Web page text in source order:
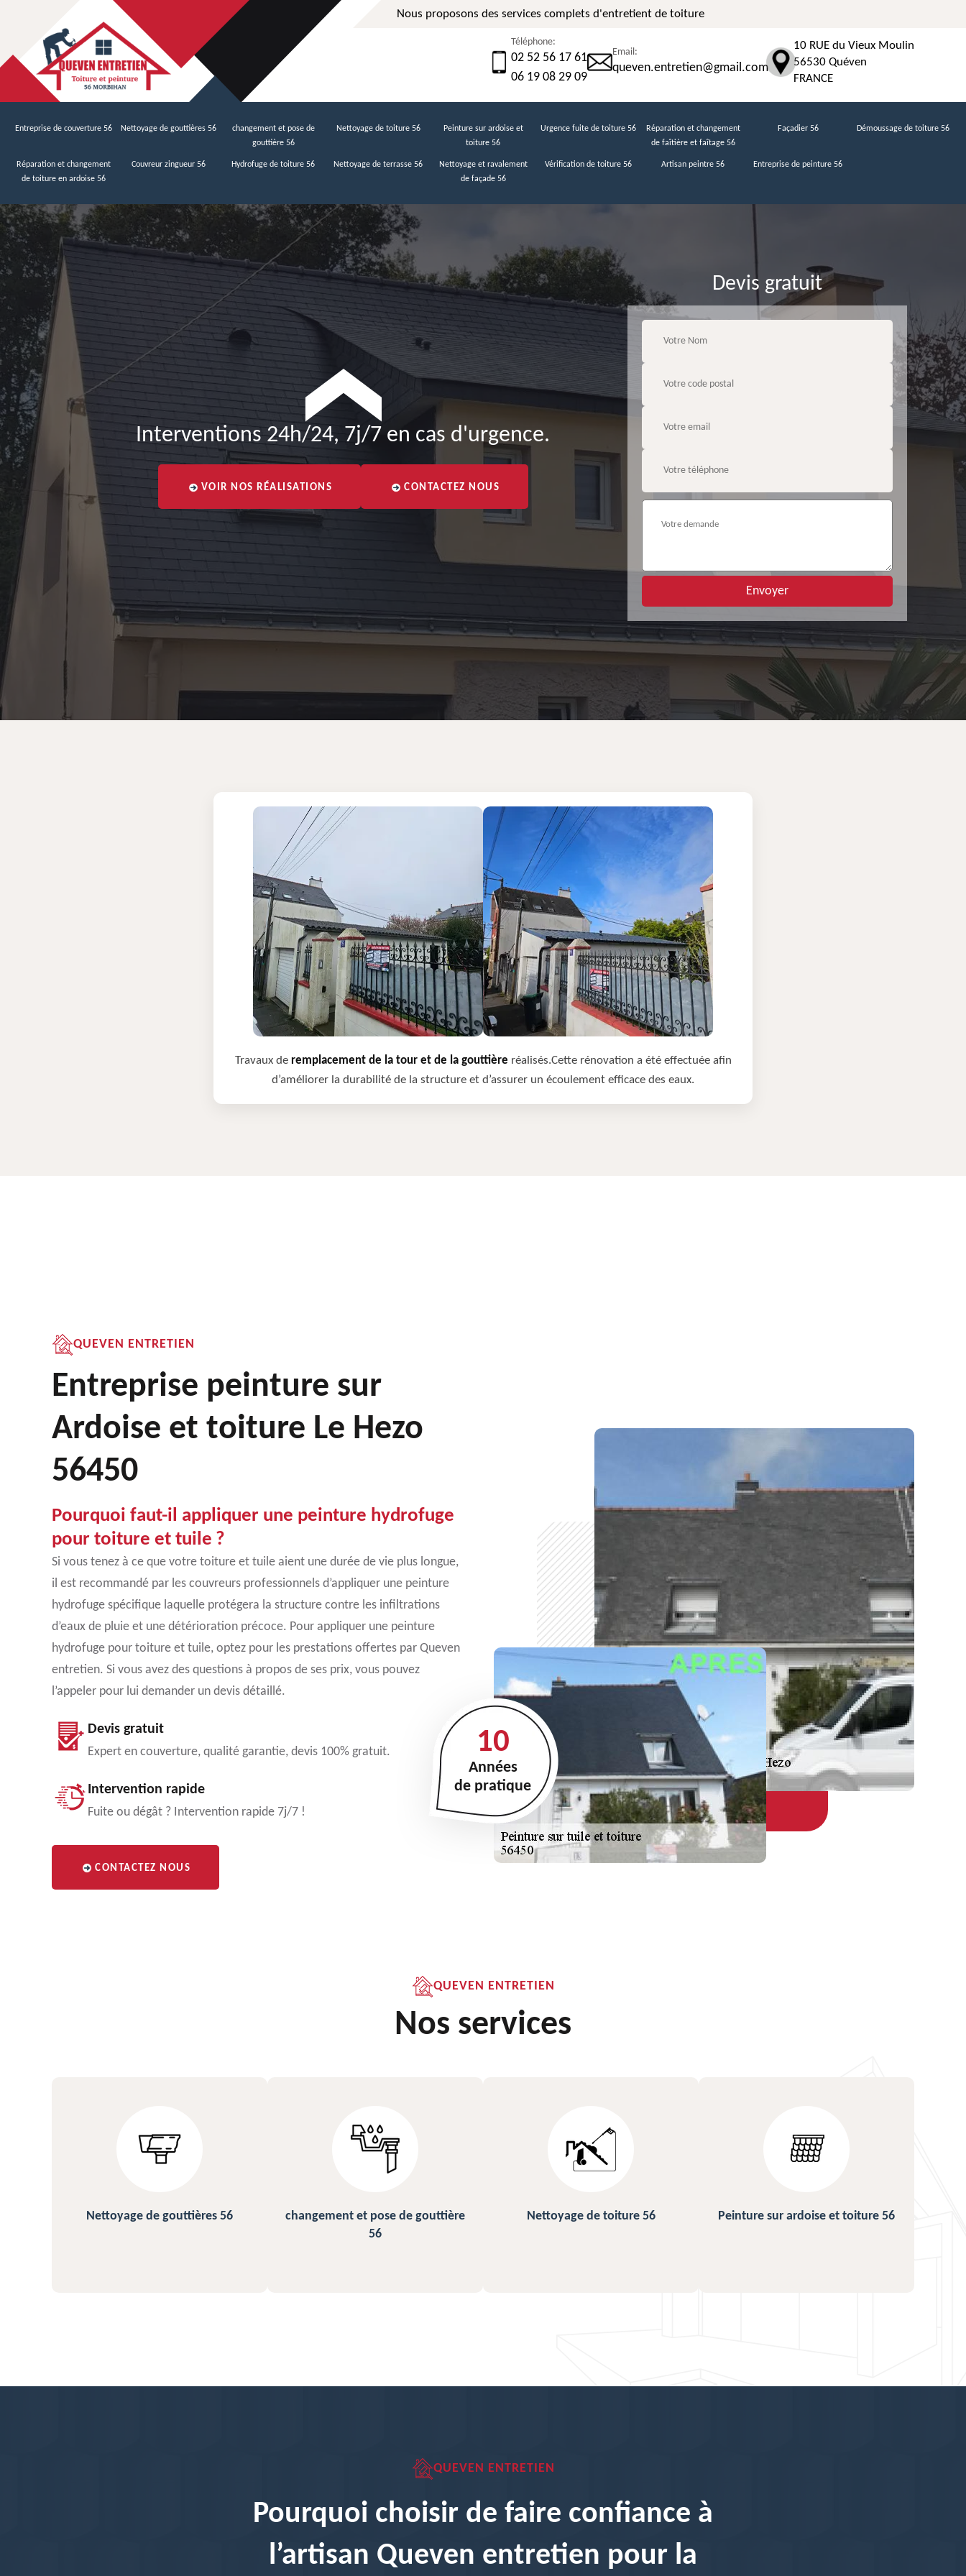
Nous proposons des services complets d'entretient de toiture
Téléphone:
02 52 56 17 61
06 19 08 29 09
Email:
queven.entretien@gmail.com
10 RUE du Vieux Moulin
56530 Quéven
FRANCE
Entreprise de couverture 56 Nettoyage de gouttières 56
changement et pose de
gouttière 56
Nettoyage de toiture 56
Peinture sur ardoise et
toiture 56
Urgence fuite de toiture 56
Réparation et changement
de faîtière et faîtage 56
Façadier 56 Démoussage de toiture 56
Réparation et changement
de toiture en ardoise 56
Couvreur zingueur 56 Hydrofuge de toiture 56 Nettoyage de terrasse 56
Nettoyage et ravalement
de façade 56
Vérification de toiture 56 Artisan peintre 56 Entreprise de peinture 56
Interventions 24h/24, 7j/7 en cas d'urgence.
VOIR NOS RÉALISATIONS CONTACTEZ NOUS
Devis gratuit
Travaux de remplacement de la tour et de la gouttière réalisés.Cette rénovation a été effectuée afin
d’améliorer la durabilité de la structure et d’assurer un écoulement efficace des eaux.
QUEVEN ENTRETIEN
Entreprise peinture sur
Ardoise et toiture Le Hezo
56450
Pourquoi faut-il appliquer une peinture hydrofuge
pour toiture et tuile ?
Si vous tenez à ce que votre toiture et tuile aient une durée de vie plus longue,
il est recommandé par les couvreurs professionnels d’appliquer une peinture
hydrofuge spécifique laquelle protégera la structure contre les infiltrations
d’eaux de pluie et une détérioration précoce. Pour appliquer une peinture
hydrofuge pour toiture et tuile, optez pour les prestations offertes par Queven
entretien. Si vous avez des questions à propos de ses prix, vous pouvez
l’appeler pour lui demander un devis détaillé.
Devis gratuit
Expert en couverture, qualité garantie, devis 100% gratuit.
Intervention rapide
Fuite ou dégât ? Intervention rapide 7j/7 !
CONTACTEZ NOUS
10
Années
de pratique
QUEVEN ENTRETIEN
Nos services
changement et pose de gouttière
Nettoyage de toiture 56 Peinture sur ardoise et toiture 56 Urgence fuite de toiture 56
QUEVEN ENTRETIEN
Pourquoi choisir de faire confiance à
l’artisan Queven entretien pour la